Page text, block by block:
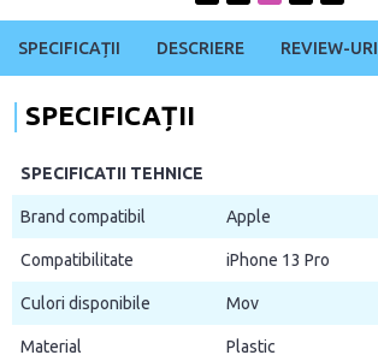
SPECIFICAȚII DESCRIERE REVIEW-URI
SPECIFICAȚII
SPECIFICATII TEHNICE
Brand compatibil Apple
Compatibilitate iPhone 13 Pro
Culori disponibile Mov
Material Plastic